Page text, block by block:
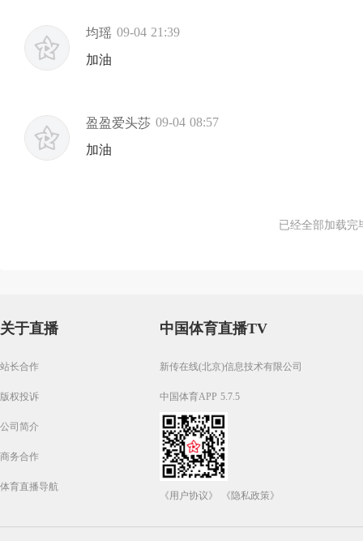
均瑶 09-04 21:39
加油
盈盈爱头莎 09-04 08:57
加油
已经全部加载完
关于直播
站长合作
版权投诉
公司简介
商务合作
体育直播导航
中国体育直播TV
新传在线(北京)信息技术有限公司
中国体育APP 5.7.5
《用户协议》 《隐私政策》